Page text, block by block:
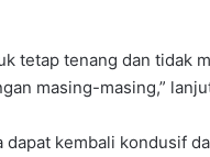
tetap tenang dan tidak
masing-masing,”
kembali kondusif